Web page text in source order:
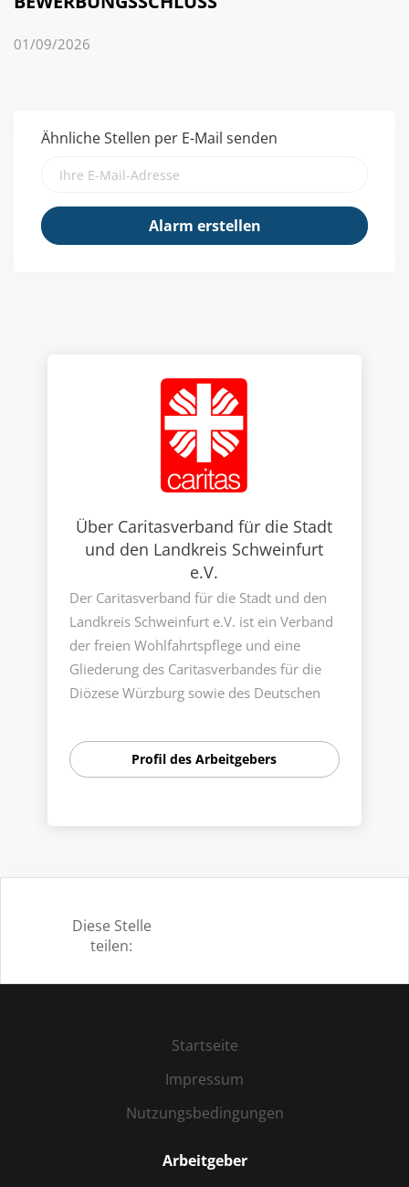
01/09/2026
Ähnliche Stellen per E-Mail senden
Über Caritasverband für die Stadt
und den Landkreis Schweinfurt
e.V.
Der Caritasverband für die Stadt und den
Landkreis Schweinfurt e.V. ist ein Verband
der freien Wohlfahrtspflege und eine
Gliederung des Caritasverbandes für die
Diözese Würzburg sowie des Deutschen
Caritasverband für die Stadt Schweinfurt e.
V., gegründet am 24. November 1945, und
Profil des Arbeitgebers
Diese Stelle
teilen:
Startseite
Impressum
Nutzungsbedingungen
Arbeitgeber